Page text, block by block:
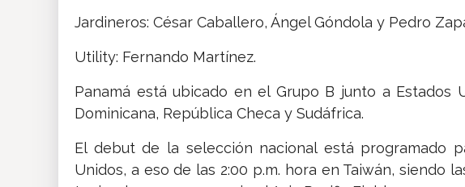
Jardineros: César Caballero, Ángel Góndola y Pedro
Utility: Fernando Martínez.
Panamá está ubicado en el Grupo B junto a Estados
Dominicana, República Checa y Sudáfrica.
El debut de la selección nacional está programado
Unidos, a eso de las 2:00 p.m. hora en Taiwán, siendo